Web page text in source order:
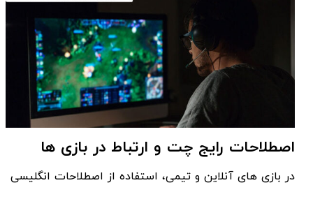
اصطلاحات رایج چت و ارتباط در بازی ها
در بازی های آنلاین و تیمی، استفاده از اصطلاحات انگلیسی